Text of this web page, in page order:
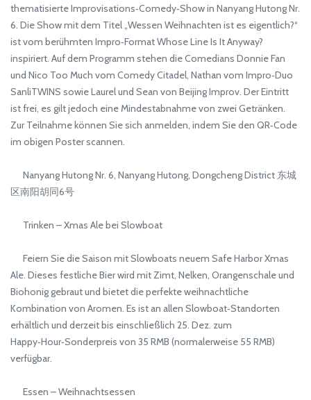
thematisierte Improvisations‑Comedy‑Show in Nanyang Hutong Nr.
6. Die Show mit dem Titel „Wessen Weihnachten ist es eigentlich?“
ist vom berühmten Impro‑Format Whose Line Is It Anyway?
inspiriert. Auf dem Programm stehen die Comedians Donnie Fan
und Nico Too Much vom Comedy Citadel, Nathan vom Impro‑Duo
SanliTWINS sowie Laurel und Sean von Beijing Improv. Der Eintritt
ist frei, es gilt jedoch eine Mindestabnahme von zwei Getränken.
Zur Teilnahme können Sie sich anmelden, indem Sie den QR‑Code
im obigen Poster scannen.
Nanyang Hutong Nr. 6, Nanyang Hutong, Dongcheng District 东城
区南阳胡同6号
Trinken – Xmas Ale bei Slowboat
Feiern Sie die Saison mit Slowboats neuem Safe Harbor Xmas
Ale. Dieses festliche Bier wird mit Zimt, Nelken, Orangenschale und
Biohonig gebraut und bietet die perfekte weihnachtliche
Kombination von Aromen. Es ist an allen Slowboat‑Standorten
erhältlich und derzeit bis einschließlich 25. Dez. zum
Happy‑Hour‑Sonderpreis von 35 RMB (normalerweise 55 RMB)
verfügbar.
Essen – Weihnachtsessen